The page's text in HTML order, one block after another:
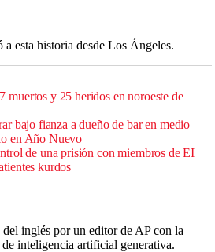
esta historia desde Los Ángeles.
muertos y 25 heridos en noroeste de
bajo fianza a dueño de bar en medio
en Año Nuevo
de una prisión con miembros de EI
kurdos
inglés por un editor de AP con la
inteligencia artificial generativa.